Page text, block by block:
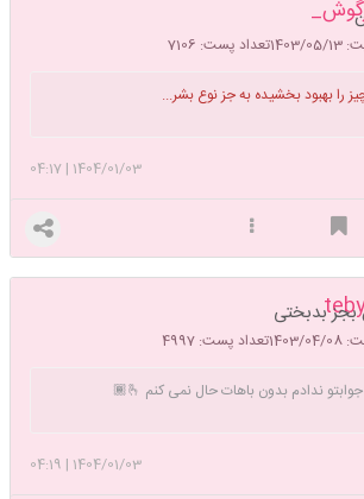
05/13 تعداد پست: 7106
را بهبود بخشیده به جز نوع بشر...
1404/01/03
|
04:17
04/08 تعداد پست: 4997
بجز بدبختی
ندادم بدون باهات حال نمی کنم 🫰🏾
1404/01/03
|
04:19